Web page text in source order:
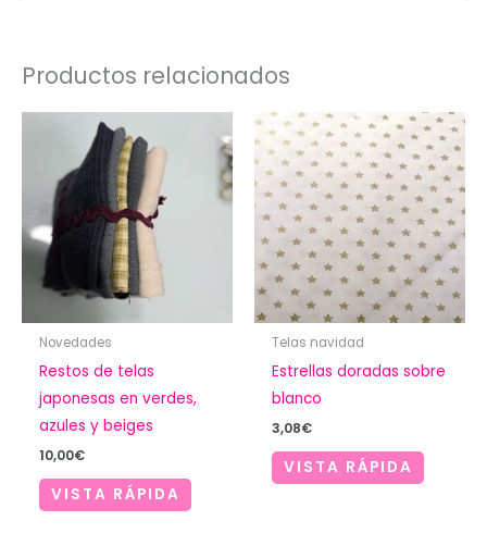
Productos relacionados
Novedades
Restos de telas
japonesas en verdes,
azules y beiges
10,00€
VISTA RÁPIDA
Telas navidad
Estrellas doradas sobre
blanco
3,08€
VISTA RÁPIDA